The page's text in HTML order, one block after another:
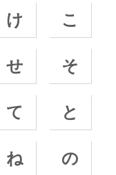
け こ
せ そ
て と
ね の